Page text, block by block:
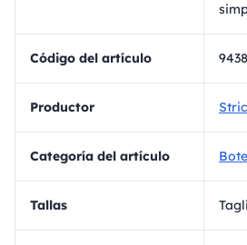
Código del artículo
Productor
Categoría del artículo
Tallas